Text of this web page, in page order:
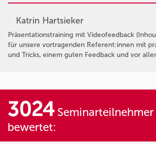
Katrin Hartsieker
Präsentationstraining mit Videofeedback
für unsere vortragenden Referent:innen mit
und Tricks, einem guten Feedback und vor
3024Seminarteilnehmer
bewertet: